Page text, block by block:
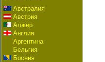
Австралия
Австрия
Алжир
Англия
Аргентина
Бельгия
Босния